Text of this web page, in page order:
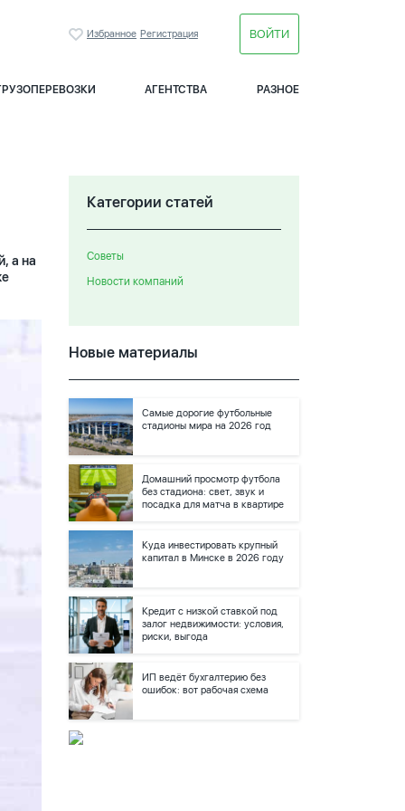
Избранное Регистрация ВОЙТИ
АГЕНТСТВА РАЗНОЕ
а на
Категории статей
Советы
Новости компаний
Новые материалы
Самые дорогие футбольные
стадионы мира на 2026 год
Домашний просмотр футбола
без стадиона: свет, звук и
посадка для матча в квартире
Куда инвестировать крупный
капитал в Минске в 2026 году
Кредит с низкой ставкой под
залог недвижимости: условия,
риски, выгода
ИП ведёт бухгалтерию без
ошибок: вот рабочая схема